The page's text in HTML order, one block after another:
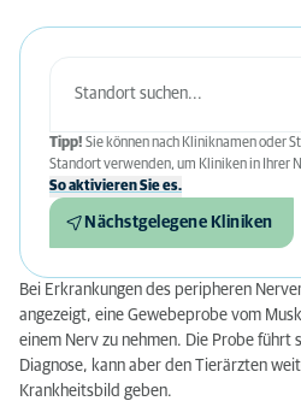
Tipp! Sie können nach Kliniknamen oder
Standort verwenden, um Kliniken in Ihrer
So aktivieren Sie es.
Nächstgelegene Kliniken
Bei Erkrankungen des peripheren
angezeigt, eine Gewebeprobe vom
einem Nerv zu nehmen. Die Probe führt
Diagnose, kann aber den Tierärzten
Krankheitsbild geben.